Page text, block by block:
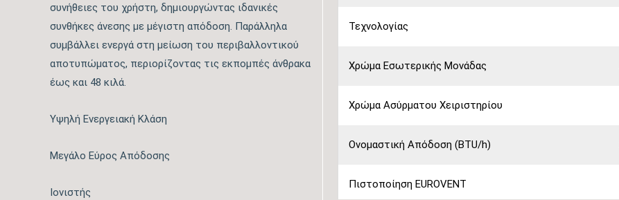
συνήθειες του χρήστη, δημιουργώντας ιδανικές
συνθήκες άνεσης με μέγιστη απόδοση. Παράλληλα
συμβάλλει ενεργά στη μείωση του περιβαλλοντικού
αποτυπώματος, περιορίζοντας τις εκπομπές άνθρακα
έως και 48 κιλά.​
Υψηλή Ενεργειακή Κλάση
Μεγάλο Εύρος Απόδοσης
Ιονιστής
Τεχνολογίας
Χρώμα Εσωτερικής Μονάδας
Χρώμα Ασύρματου Χειριστηρίου
Ονομαστική Απόδοση (BTU/h)
Πιστοποίηση EUROVENT